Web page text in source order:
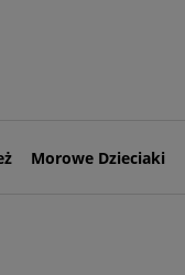
Morowe Dzieciaki